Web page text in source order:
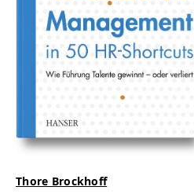
Thore Brockhoff